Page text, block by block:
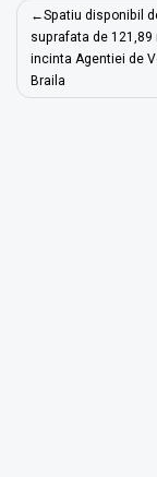
Navigare
în
articole
Spatiu disponibil
suprafata de 121,89
incinta Agentiei de
Braila